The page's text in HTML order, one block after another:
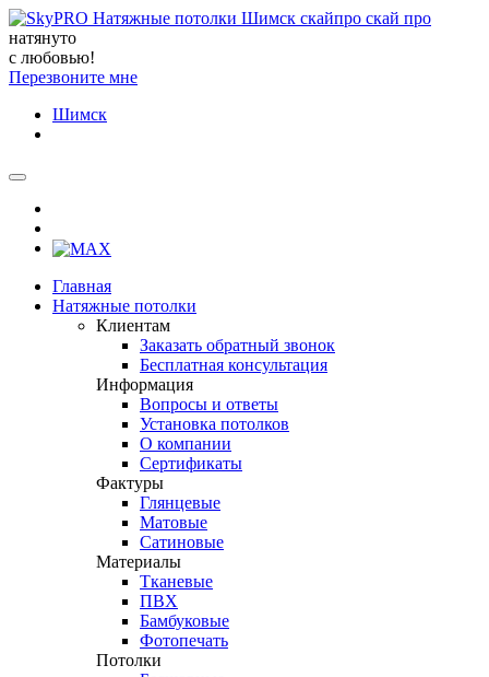
натянуто
с любовью!
Перезвоните мне
Шимск
Главная
Натяжные потолки
Клиентам
Заказать обратный звонок
Бесплатная консультация
Информация
Вопросы и ответы
Установка потолков
О компании
Сертификаты
Фактуры
Глянцевые
Матовые
Сатиновые
Материалы
Тканевые
ПВХ
Бамбуковые
Фотопечать
Потолки